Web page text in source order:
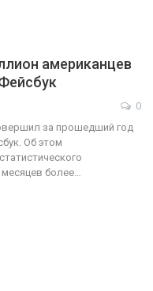
американцев
0
за прошедший год
Об этом
месяцев более…